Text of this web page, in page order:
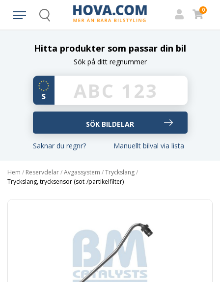
Search
0
Hitta produkter som passar din bil
Sök på ditt regnummer
Saknar du regnr? Manuellt bilval via lista
Hem / Reservdelar/Avgassystem /Tryckslang/
Tryckslang, trycksensor (sot-/partikelfilter)